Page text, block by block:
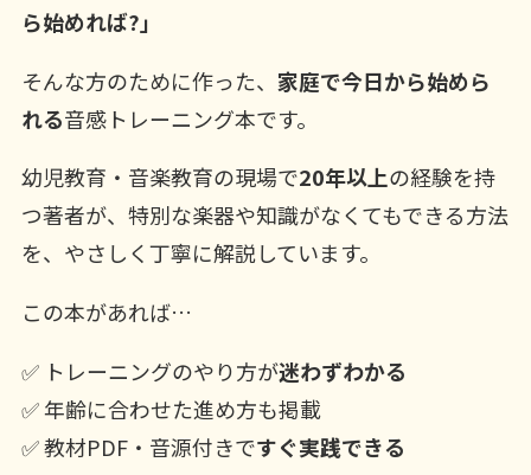
ら始めれば?」
そんな方のために作った、 家庭で今日から始めら
れる音感トレーニング本です。
幼児教育・音楽教育の現場で20年以上の経験を持
つ著者が、特別な楽器や知識がなくてもできる方法
を、やさしく丁寧に解説しています。
この本があれば…
✅ トレーニングのやり方が迷わずわかる
✅ 年齢に合わせた進め方も掲載
✅ 教材PDF・音源付きですぐ実践できる